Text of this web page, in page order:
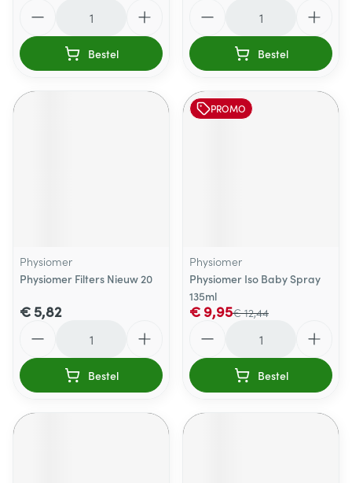
Bestel Bestel
Physiomer
Physiomer Filters Nieuw 20
€ 5,82
Bestel
PROMO
Physiomer
Physiomer Iso Baby Spray
135ml
€ 12,44
€ 9,95
Bestel